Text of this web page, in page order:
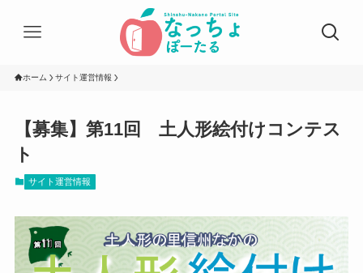
ホーム サイト運営情報
【募集】第11回 土人形絵付けコンテス
ト
サイト運営情報